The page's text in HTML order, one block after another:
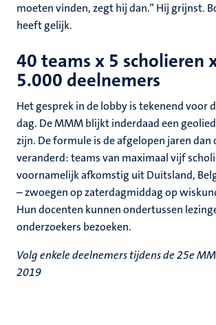
moeten vinden, zegt hij dan.” Hij grijnst.
heeft gelijk.
40 teams x 5 scholieren
5.000 deelnemers
Het gesprek in de lobby is tekenend voor
dag. De MMM blijkt inderdaad een
zijn. De formule is de afgelopen jaren dan
veranderd: teams van maximaal vijf
voornamelijk afkomstig uit Duitsland,
– zwoegen op zaterdagmiddag op
Hun docenten kunnen ondertussen
onderzoekers bezoeken.
Volg enkele deelnemers tijdens de 25e
2019